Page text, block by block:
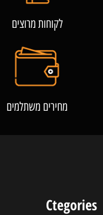
לקוחות מרוצים
מחירים משתלמים
Ctegories